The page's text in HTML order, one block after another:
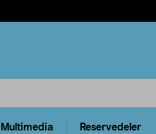
Multimedia Reservedeler